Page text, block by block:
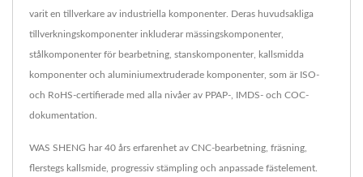
varit en tillverkare av industriella komponenter. Deras huvudsakliga
tillverkningskomponenter inkluderar mässingskomponenter,
stålkomponenter för bearbetning, stanskomponenter, kallsmidda
komponenter och aluminiumextruderade komponenter, som är ISO-
och RoHS-certifierade med alla nivåer av PPAP-, IMDS- och COC-
dokumentation.
WAS SHENG har 40 års erfarenhet av CNC-bearbetning, fräsning,
flerstegs kallsmide, progressiv stämpling och anpassade fästelement.